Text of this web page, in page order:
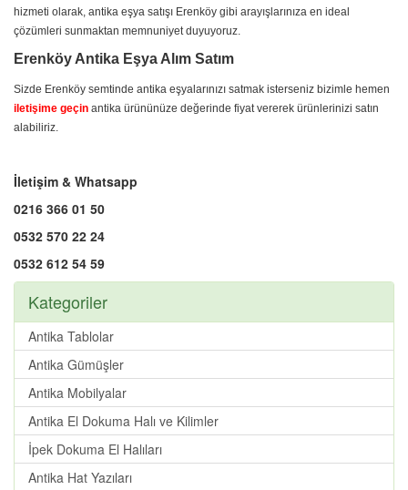
hizmeti olarak, antika eşya satışı Erenköy gibi arayışlarınıza en ideal
çözümleri sunmaktan memnuniyet duyuyoruz.
Erenköy Antika Eşya Alım Satım
Sizde Erenköy semtinde antika eşyalarınızı satmak isterseniz bizimle hemen
iletişime geçin antika ürününüze değerinde fiyat vererek ürünlerinizi satın
alabiliriz.
İletişim & Whatsapp
0216 366 01 50
0532 570 22 24
0532 612 54 59
Kategoriler
Antika Tablolar
Antika Gümüşler
Antika Mobilyalar
Antika El Dokuma Halı ve Kilimler
İpek Dokuma El Halıları
Antika Hat Yazıları